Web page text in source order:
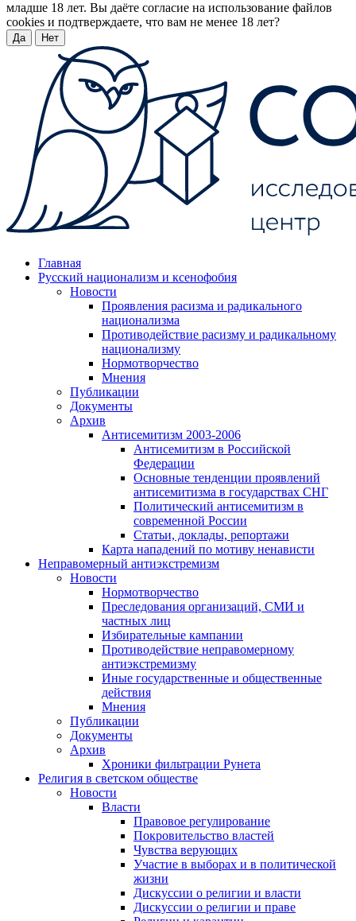
младше 18 лет. Вы даёте согласие на использование файлов
cookies и подтверждаете, что вам не менее 18 лет?
Да Нет
Главная
Русский национализм и ксенофобия
Новости
Проявления расизма и радикального
национализма
Противодействие расизму и радикальному
национализму
Нормотворчество
Мнения
Публикации
Документы
Архив
Антисемитизм 2003-2006
Антисемитизм в Российской
Федерации
Основные тенденции проявлений
антисемитизма в государствах СНГ
Политический антисемитизм в
современной России
Статьи, доклады, репортажи
Карта нападений по мотиву ненависти
Неправомерный антиэкстремизм
Новости
Нормотворчество
Преследования организаций, СМИ и
частных лиц
Избирательные кампании
Противодействие неправомерному
антиэкстремизму
Иные государственные и общественные
действия
Мнения
Публикации
Документы
Архив
Хроники фильтрации Рунета
Религия в светском обществе
Новости
Власти
Правовое регулирование
Покровительство властей
Чувства верующих
Участие в выборах и в политической
жизни
Дискуссии о религии и власти
Дискуссии о религии и праве